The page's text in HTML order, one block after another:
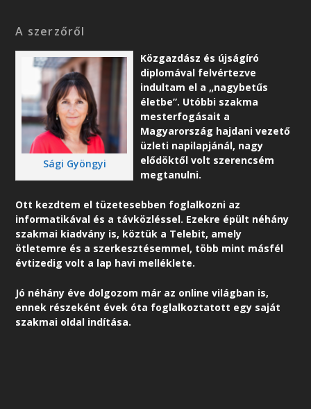
A szerzőről
Sági Gyöngyi
Közgazdász és újságíró
diplomával felvértezve
indultam el a „nagybetűs
életbe”. Utóbbi szakma
mesterfogásait a
Magyarország hajdani vezető
üzleti napilapjánál, nagy
elődöktől volt szerencsém
megtanulni.
Ott kezdtem el tüzetesebben foglalkozni az
informatikával és a távközléssel. Ezekre épült néhány
szakmai kiadvány is, köztük a Telebit, amely
ötletemre és a szerkesztésemmel, több mint másfél
évtizedig volt a lap havi melléklete.
Jó néhány éve dolgozom már az online világban is,
ennek részeként évek óta foglalkoztatott egy saját
szakmai oldal indítása.